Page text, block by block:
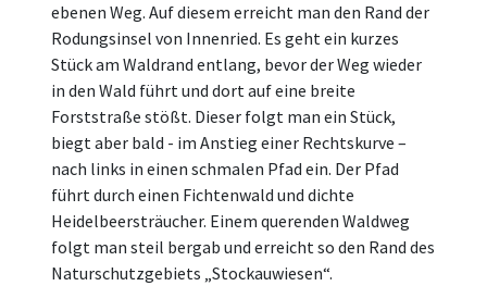
ebenen Weg. Auf diesem erreicht man den Rand der
Rodungsinsel von Innenried. Es geht ein kurzes
Stück am Waldrand entlang, bevor der Weg wieder
in den Wald führt und dort auf eine breite
Forststraße stößt. Dieser folgt man ein Stück,
biegt aber bald - im Anstieg einer Rechtskurve –
nach links in einen schmalen Pfad ein. Der Pfad
führt durch einen Fichtenwald und dichte
Heidelbeersträucher. Einem querenden Waldweg
folgt man steil bergab und erreicht so den Rand des
Naturschutzgebiets „Stockauwiesen“.